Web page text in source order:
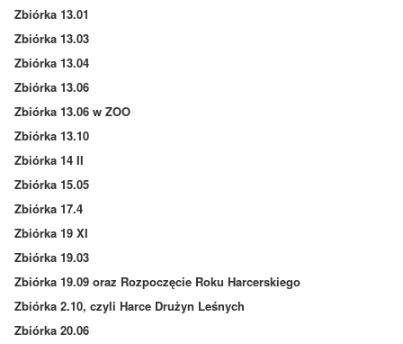
Zbiórka 13.01
Zbiórka 13.03
Zbiórka 13.04
Zbiórka 13.06
Zbiórka 13.06 w ZOO
Zbiórka 13.10
Zbiórka 14 II
Zbiórka 15.05
Zbiórka 17.4
Zbiórka 19 XI
Zbiórka 19.03
Zbiórka 19.09 oraz Rozpoczęcie Roku Harcerskiego
Zbiórka 2.10, czyli Harce Drużyn Leśnych
Zbiórka 20.06